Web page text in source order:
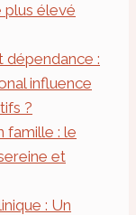
plus élevé
dépendance :
influence
?
famille : le
et
: Un